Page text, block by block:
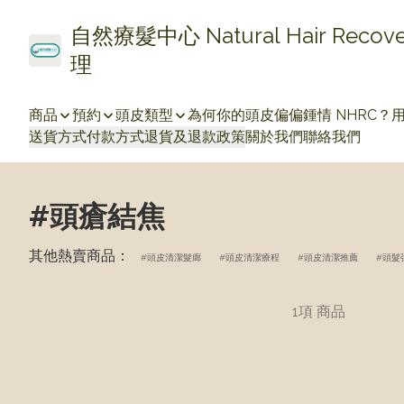
自然療髮中心 Natural Hair
理
商品 預約 頭皮類型 為何你的頭皮偏偏鍾情 NHRC？
送貨方式付款方式退貨及退款政策關於我們聯絡我們
#頭瘡結焦
其他熱賣商品： 頭皮清潔髮廊 頭皮清潔療程 頭皮清潔推薦 頭髮
1項 商品